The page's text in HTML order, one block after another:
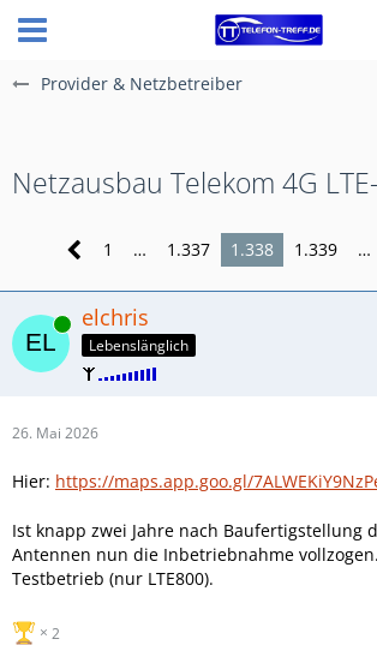
Provider & Netzbetreiber
Netzausbau Telekom 4G
1 … 1.337 1.338 1.339 …
Online elchris
Lebenslänglich
26. Mai 2026
Hier: https://maps.app.goo.gl/
Ist knapp zwei Jahre nach Baufertigstellung
Antennen nun die Inbetriebnahme
Testbetrieb (nur LTE800).
2